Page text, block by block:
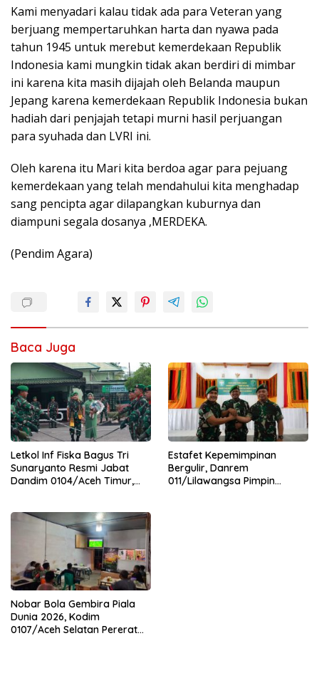
Kami menyadari kalau tidak ada para Veteran yang
berjuang mempertaruhkan harta dan nyawa pada
tahun 1945 untuk merebut kemerdekaan Republik
Indonesia kami mungkin tidak akan berdiri di mimbar
ini karena kita masih dijajah oleh Belanda maupun
Jepang karena kemerdekaan Republik Indonesia bukan
hadiah dari penjajah tetapi murni hasil perjuangan
para syuhada dan LVRI ini.
Oleh karena itu Mari kita berdoa agar para pejuang
kemerdekaan yang telah mendahului kita menghadap
sang pencipta agar dilapangkan kuburnya dan
diampuni segala dosanya ,MERDEKA.
(Pendim Agara)
Baca Juga
Letkol Inf Fiska Bagus Tri
Sunaryanto Resmi Jabat
Dandim 0104/Aceh Timur,
0104/Atim
Estafet Kepemimpinan
Bergulir, Danrem
011/Lilawangsa Pimpin
Nobar Bola Gembira Piala
Dunia 2026, Kodim
0107/Aceh Selatan Pererat